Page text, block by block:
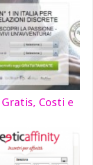
Costi e